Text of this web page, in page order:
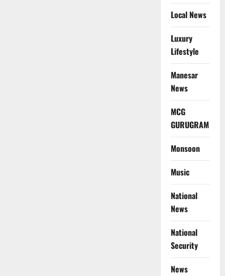
Local News
Luxury
Lifestyle
Manesar
News
MCG
GURUGRAM
Monsoon
Music
National
News
National
Security
News